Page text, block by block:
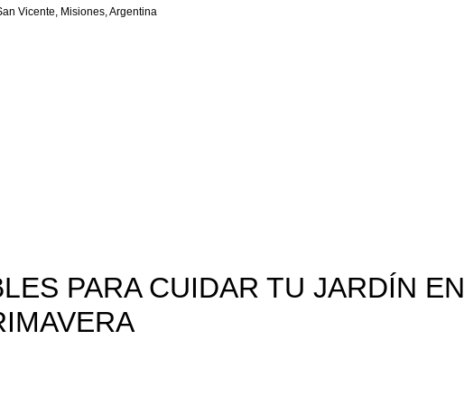
Vicente, Misiones, Argentina
PARA CUIDAR TU JARDÍN EN